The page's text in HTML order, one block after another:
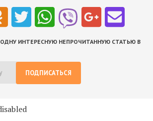
ИНТЕРЕСНУЮ НЕПРОЧИТАННУЮ СТАТЬЮ В
ПОДПИСАТЬСЯ